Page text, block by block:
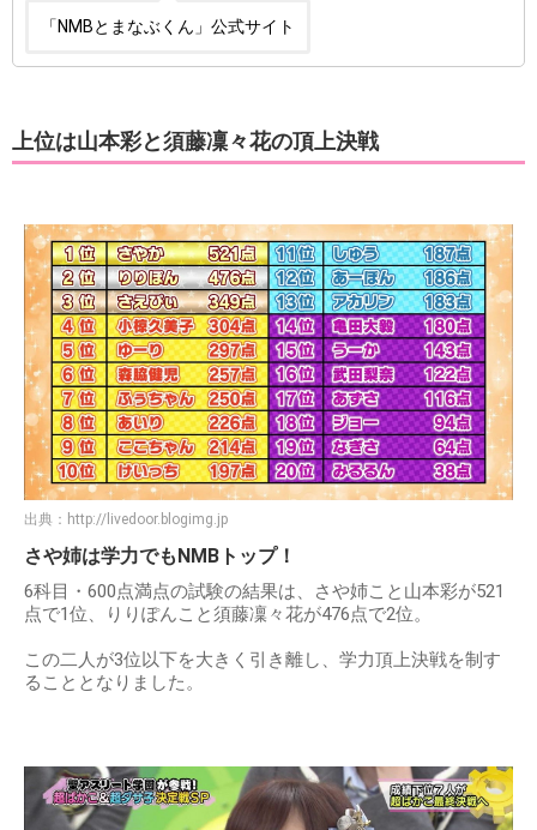
「NMBとまなぶくん」公式サイト
上位は山本彩と須藤凜々花の頂上決戦
出典： http://livedoor.blogimg.jp
さや姉は学力でもNMBトップ！
6科目・600点満点の試験の結果は、さや姉こと山本彩が521
点で1位、りりぽんこと須藤凜々花が476点で2位。
この二人が3位以下を大きく引き離し、学力頂上決戦を制す
ることとなりました。